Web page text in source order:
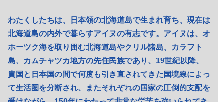
わたくしたちは、日本領の北海道島で生まれ育ち、現在は
北海道島の内外で暮らすアイヌの有志です。アイヌは、オ
ホーツク海を取り囲む北海道島やクリル諸島、カラフト
島、カムチャツカ地方の先住民族であり、19世紀以降、
貴国と日本国の間で何度も引き直されてきた国境線によっ
て生活圏を分断され、またそれぞれの国家の圧倒的支配を